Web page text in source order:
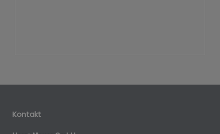
Kontakt